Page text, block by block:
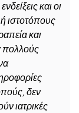
και οι
ιστοτόπους
και
πολλούς
δεν
ιατρικές